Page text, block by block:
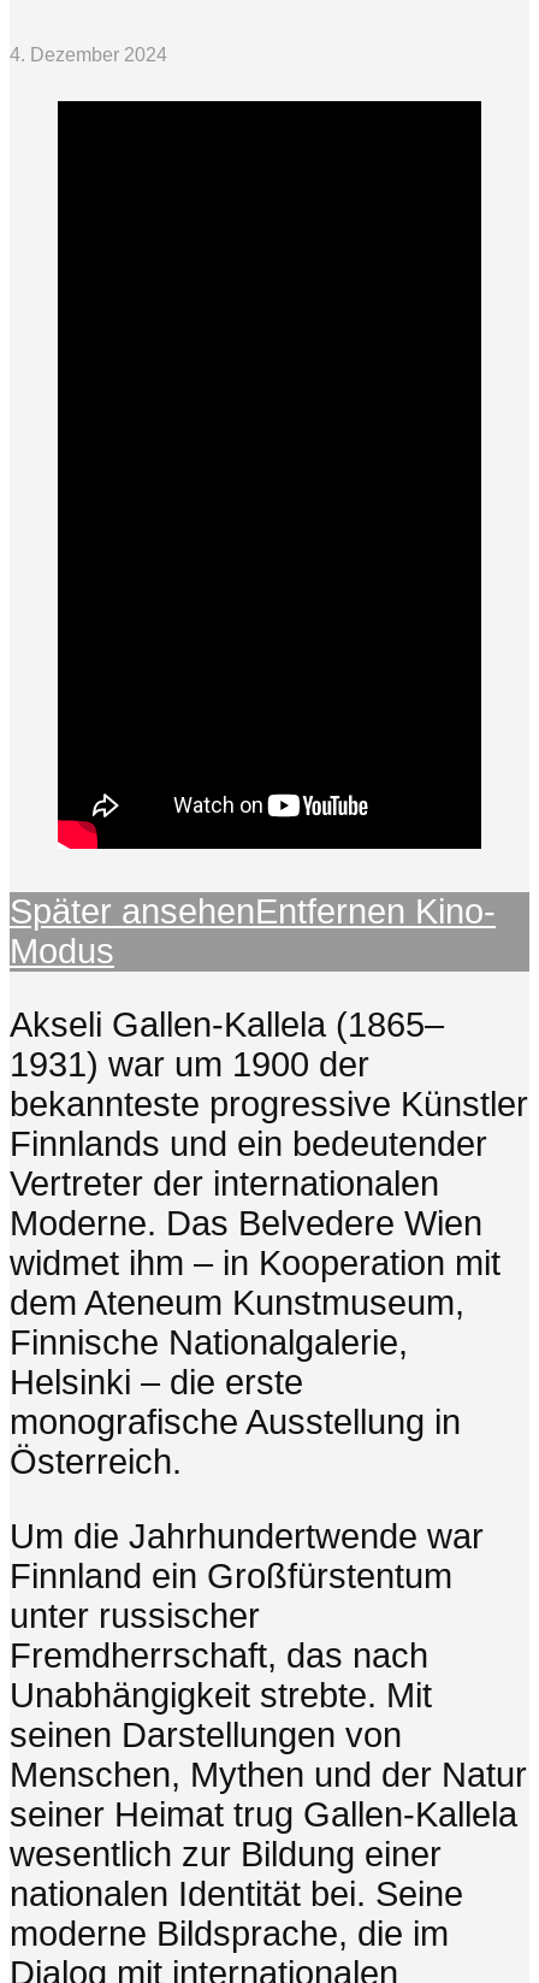
4. Dezember 2024
Später ansehenEntfernen Kino-
Modus
Akseli Gallen-Kallela (1865–
1931) war um 1900 der
bekannteste progressive Künstler
Finnlands und ein bedeutender
Vertreter der internationalen
Moderne. Das Belvedere Wien
widmet ihm – in Kooperation mit
dem Ateneum Kunstmuseum,
Finnische Nationalgalerie,
Helsinki – die erste
monografische Ausstellung in
Österreich.
Um die Jahrhundertwende war
Finnland ein Großfürstentum
unter russischer
Fremdherrschaft, das nach
Unabhängigkeit strebte. Mit
seinen Darstellungen von
Menschen, Mythen und der Natur
seiner Heimat trug Gallen-Kallela
wesentlich zur Bildung einer
nationalen Identität bei. Seine
moderne Bildsprache, die im
Dialog mit internationalen